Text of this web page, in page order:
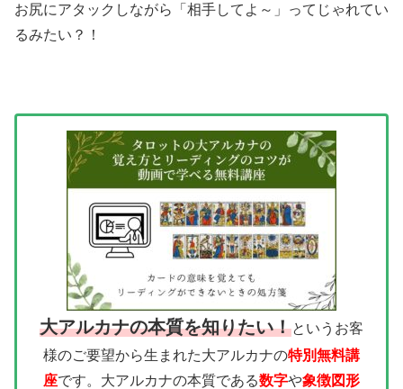
お尻にアタックしながら「相手してよ～」ってじゃれてい
るみたい？！
大アルカナの本質を知りたい！というお客
様のご要望から生まれた大アルカナの特別無料講
座です。大アルカナの本質である数字や象徴図形